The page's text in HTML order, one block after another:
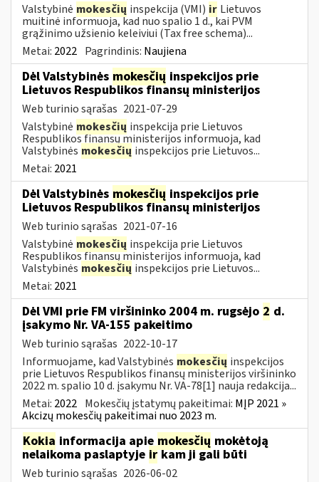
Valstybinė mokesčių inspekcija (VMI) ir Lietuvos
muitinė informuoja, kad nuo spalio 1 d., kai PVM
grąžinimo užsienio keleiviui (Tax free schema)...
Metai: 2022 Pagrindinis: Naujiena
Dėl Valstybinės mokesčių inspekcijos prie
Lietuvos Respublikos finansų ministerijos
Web turinio sąrašas 2021-07-29
Valstybinė mokesčių inspekcija prie Lietuvos
Respublikos finansų ministerijos informuoja, kad
Valstybinės mokesčių inspekcijos prie Lietuvos...
Metai: 2021
Dėl Valstybinės mokesčių inspekcijos prie
Lietuvos Respublikos finansų ministerijos
Web turinio sąrašas 2021-07-16
Valstybinė mokesčių inspekcija prie Lietuvos
Respublikos finansų ministerijos informuoja, kad
Valstybinės mokesčių inspekcijos prie Lietuvos...
Metai: 2021
Dėl VMI prie FM viršininko 2004 m. rugsėjo 2 d.
įsakymo Nr. VA-155 pakeitimo
Web turinio sąrašas 2022-10-17
Informuojame, kad Valstybinės mokesčių inspekcijos
prie Lietuvos Respublikos finansų ministerijos viršininko
2022 m. spalio 10 d. įsakymu Nr. VA-78[1] nauja redakcija...
Metai: 2022 Mokesčių įstatymų pakeitimai: MĮP 2021 »
Akcizų mokesčių pakeitimai nuo 2023 m.
Kokia informacija apie mokesčių mokėtoją
nelaikoma paslaptyje irkam ji gali būti
Web turinio sąrašas 2026-06-02